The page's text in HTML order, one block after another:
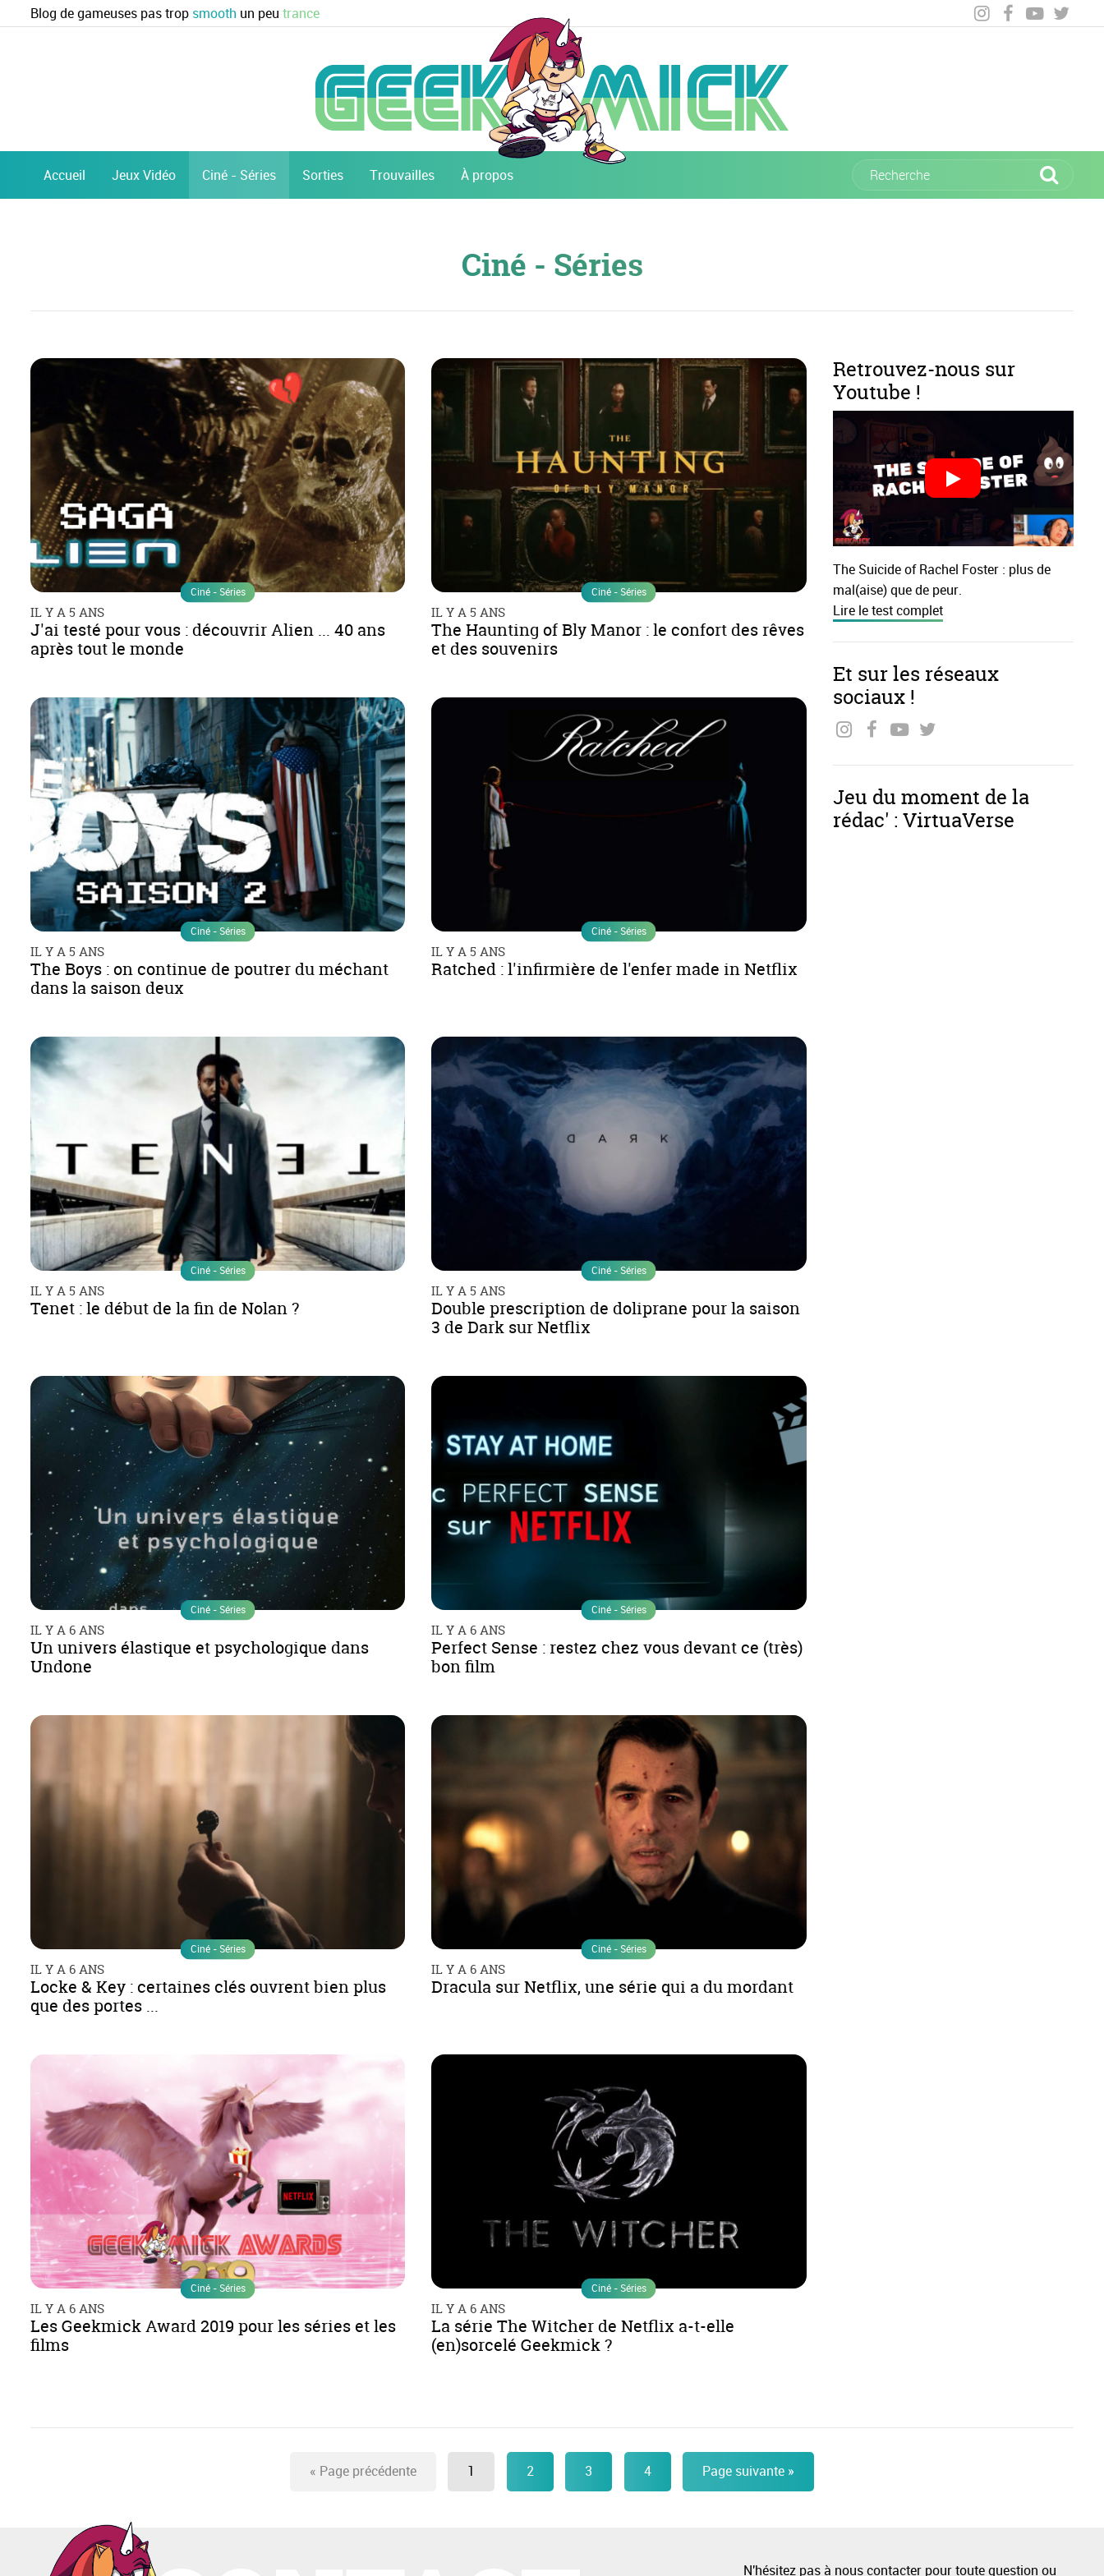
Blog de gameuses pas trop smooth un peu trance
Accueil Jeux Vidéo Ciné - Séries Sorties Trouvailles À propos
Ciné - Séries
Ciné - Séries
IL Y A 5 ANS
J'ai testé pour vous : découvrir Alien ... 40 ans
après tout le monde
Ciné - Séries
IL Y A 5 ANS
The Haunting of Bly Manor : le confort des rêves
et des souvenirs
Ciné - Séries
IL Y A 5 ANS
The Boys : on continue de poutrer du méchant
dans la saison deux
Ciné - Séries
IL Y A 5 ANS
Ratched : l'infirmière de l'enfer made in Netflix
Ciné - Séries
IL Y A 5 ANS
Tenet : le début de la fin de Nolan ?
Ciné - Séries
IL Y A 5 ANS
Double prescription de doliprane pour la saison
3 de Dark sur Netflix
Ciné - Séries
IL Y A 6 ANS
Un univers élastique et psychologique dans
Undone
Ciné - Séries
IL Y A 6 ANS
Perfect Sense : restez chez vous devant ce (très)
bon film
Ciné - Séries
IL Y A 6 ANS
Locke & Key : certaines clés ouvrent bien plus
que des portes ...
Ciné - Séries
IL Y A 6 ANS
Dracula sur Netflix, une série qui a du mordant
Ciné - Séries
IL Y A 6 ANS
Les Geekmick Award 2019 pour les séries et les
films
Ciné - Séries
IL Y A 6 ANS
La série The Witcher de Netflix a-t-elle
(en)sorcelé Geekmick ?
« Page précédente 1 2 3 4 Page suivante »
Retrouvez-nous sur
Youtube !
The Suicide of Rachel Foster : plus de
mal(aise) que de peur.
Lire le test complet
Et sur les réseaux
sociaux !
Jeu du moment de la
rédac' : VirtuaVerse
N'hésitez pas à nous contacter pour toute question ou